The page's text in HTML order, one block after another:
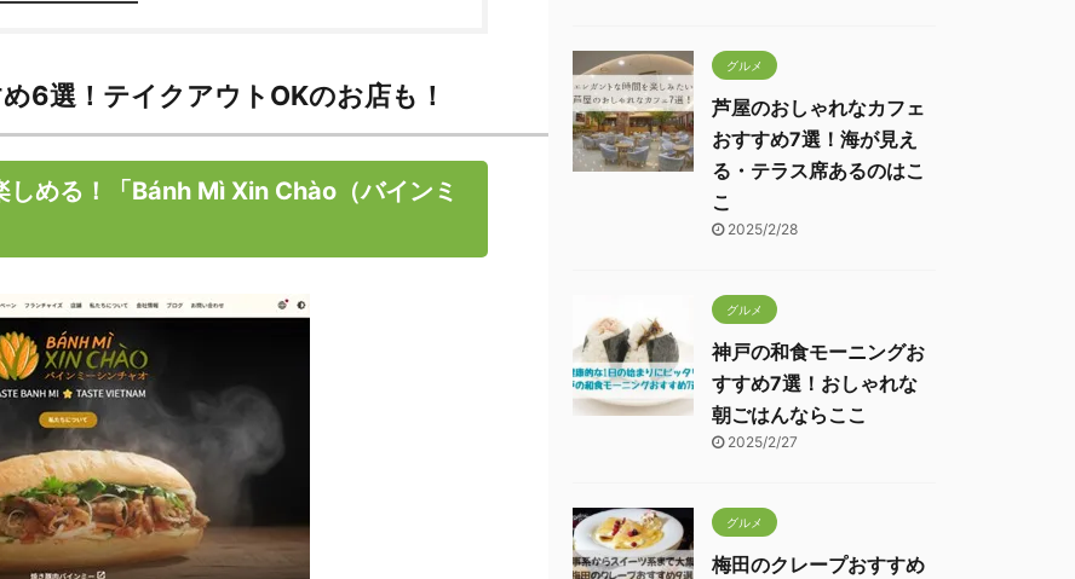
6選！テイクアウトOKのお店も！
める！「Bánh Mì Xin Chào（バインミ
グルメ
芦屋のおしゃれなカフェ
おすすめ7選！海が見え
る・テラス席あるのはこ
こ
2025/2/28
グルメ
神戸の和食モーニングお
すすめ7選！おしゃれな
朝ごはんならここ
2025/2/27
グルメ
梅田のクレープおすすめ